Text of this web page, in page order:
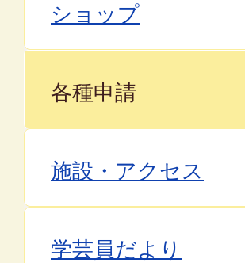
ショップ
各種申請
施設・アクセス
学芸員だより